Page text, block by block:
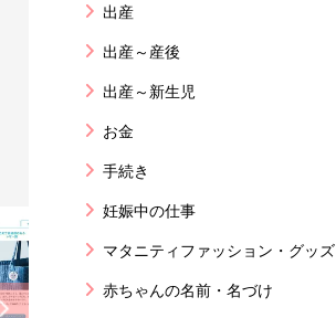
出産
出産～産後
出産～新生児
お金
手続き
妊娠中の仕事
マタニティファッション・グッズ
赤ちゃんの名前・名づけ